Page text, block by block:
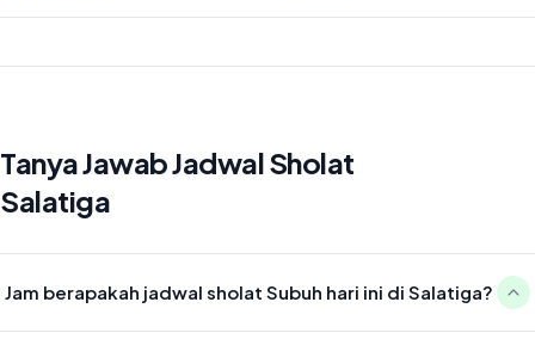
Tanya Jawab Jadwal Sholat
Salatiga
Jam berapakah jadwal sholat Subuh hari ini di Salatiga?